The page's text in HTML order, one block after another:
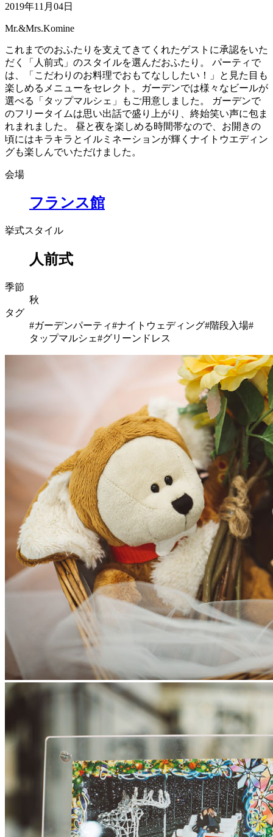
2019年11月04日
Mr.&Mrs.Komine
これまでのおふたりを支えてきてくれたゲストに承認をいた
だく「人前式」のスタイルを選んだおふたり。 パーティで
は、「こだわりのお料理でおもてなししたい！」と見た目も
楽しめるメニューをセレクト。ガーデンでは様々なビールが
選べる「タップマルシェ」もご用意しました。 ガーデンで
のフリータイムは思い出話で盛り上がり、終始笑い声に包ま
れまれました。 昼と夜を楽しめる時間帯なので、お開きの
頃にはキラキラとイルミネーションが輝くナイトウエディン
グも楽しんでいただけました。
会場
フランス館
挙式スタイル
人前式
季節
秋
タグ
#ガーデンパーティ#ナイトウェディング#階段入場#
タップマルシェ#グリーンドレス